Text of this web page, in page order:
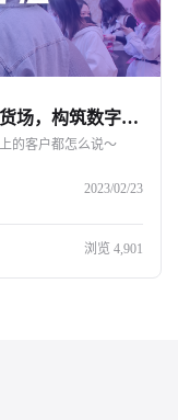
炼丹炉X刀法｜电商企业如何重塑人货场，构筑数字化护城河？-杭州知衣科技
的客户都怎么说～
2023/02/23
浏览 4,901